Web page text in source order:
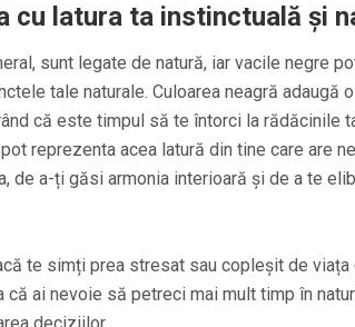
cu latura ta instinctuală și
sunt legate de natură, iar vacile negre
tale naturale. Culoarea neagră adaugă
că este timpul să te întorci la rădăcinile
reprezenta acea latură din tine care are
de a-ți găsi armonia interioară și de a te
te simți prea stresat sau copleșit de
că ai nevoie să petreci mai mult timp în